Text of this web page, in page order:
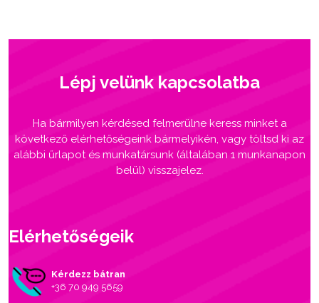
Lépj velünk kapcsolatba
Ha bármilyen kérdésed felmerülne keress minket a
következő elérhetőségeink bármelyikén, vagy töltsd ki az
alábbi űrlapot és munkatársunk (általában 1 munkanapon
belül) visszajelez.
Elérhetőségeik
Kérdezz bátran
+36 70 949 5659